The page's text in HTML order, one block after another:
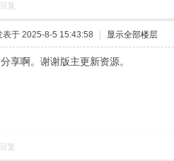
回复
表于 2025-8-5 15:43:58 显示全部楼层
享啊。谢谢版主更新资源。
回复